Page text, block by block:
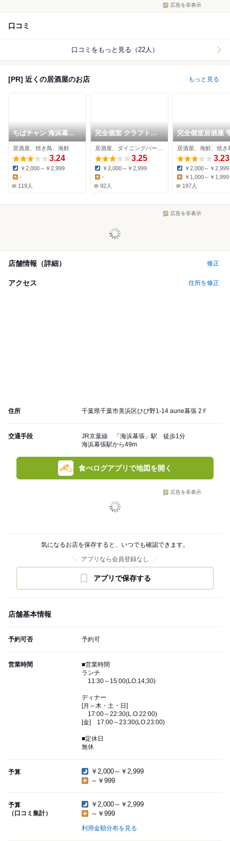
広告を非表示
口コミ
口コミをもっと見る（22人）
[PR] 近くの居酒屋のお店 もっと見る
ちばチャン 海浜幕張
店
居酒屋、焼き鳥、海鮮
3.24
Dinner:
￥2,000～￥2,999
-
119人
完全個室 クラフトビ
ール×肉バル クラフト
マーケット 海浜幕張
店
3.25
Dinner:
￥2,000～￥2,999
Lunch:
-
92人
完全個室居酒屋
aune海浜幕張店
居酒屋、海鮮、焼き
3.23
Dinner:
￥2,000～￥2,999
￥1,000～￥1,999
197人
広告を非表示
店舗情報（詳細） 修正
アクセス 住所を修正
住所 千葉県千葉市美浜区ひび野1-14 aune幕張 2Ｆ
交通手段
JR京葉線 「海浜幕張」駅 徒歩1分
海浜幕張駅から49m
食べログアプリで地図を開く
広告を非表示
気になるお店を保存すると、いつでも確認できます。
アプリなら会員登録なし
アプリで保存する
店舗基本情報
予約可否 予約可
営業時間
■営業時間
ランチ
11:30～15:00(LO.14;30)
ディナー
[月～木・土・日]
17:00～22:30(L.O.22:00)
[金] 17:00～23:30(LO.23:00)
■定休日
無休
予算
￥2,000～￥2,999
～￥999
予算
（口コミ集計）
￥2,000～￥2,999
～￥999
利用金額分布を見る